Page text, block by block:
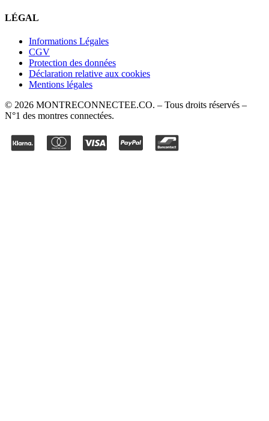
LÉGAL
Informations Légales
CGV
Protection des données
Déclaration relative aux cookies
Mentions légales
© 2026 MONTRECONNECTEE.CO. – Tous droits réservés –
N°1 des montres connectées.